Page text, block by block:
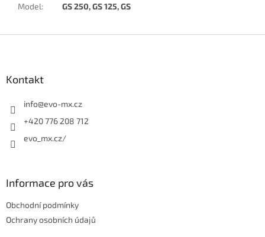
Model: GS 250, GS 125, GS
Kontakt
info@evo-mx.cz
+420 776 208 712
evo_mx.cz/
Informace pro vás
Obchodní podmínky
Ochrany osobních údajů